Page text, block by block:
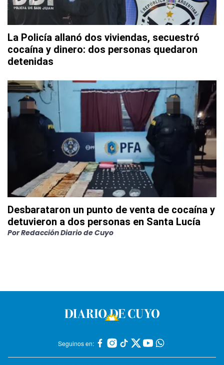
La Policía allanó dos viviendas, secuestró
cocaína y dinero: dos personas quedaron
detenidas
Desbarataron un punto de venta de cocaína y
detuvieron a dos personas en Santa Lucía
PorRedacción Diario de Cuyo
Seguinos en: